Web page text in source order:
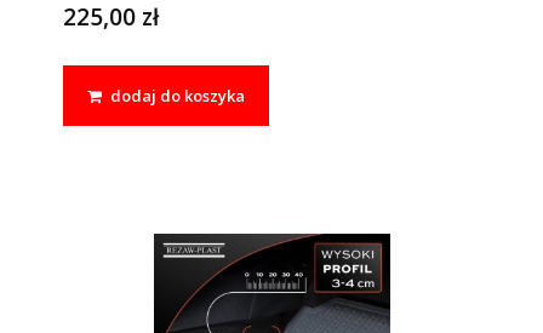
225,00 zł
dodaj do koszyka